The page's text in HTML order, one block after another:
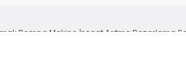
Pompa Makine İnşaat Arıtma Pazarlama